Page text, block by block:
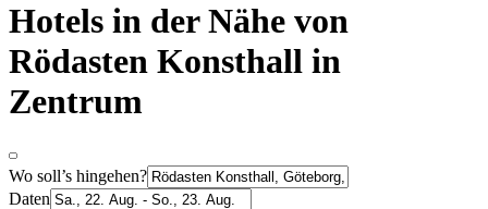
Hotels in der Nähe von
Rödasten Konsthall in
Zentrum
Wo soll’s hingehen?
Daten